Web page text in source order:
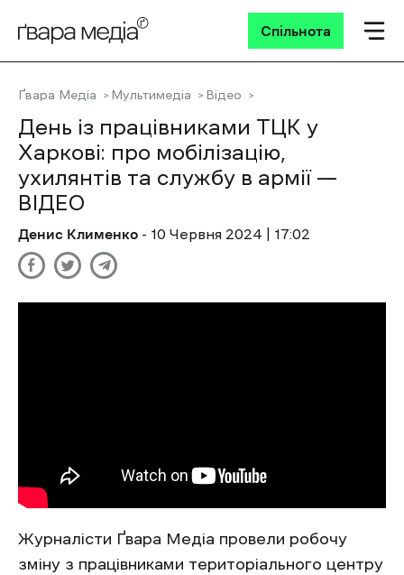
Спільнота
Ґвара Медіа Мультимедіа Відео
День із працівниками ТЦК у
Харкові: про мобілізацію,
ухилянтів та службу в армії —
ВІДЕО
Денис Клименко - 10 Червня 2024 | 17:02
Журналісти Ґвара Медіа провели робочу
зміну з працівниками територіального центру